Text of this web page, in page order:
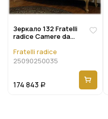
Зеркало 132 Fratelli
radice Camere da
Fratelli radice
25090250035
174 843 Р